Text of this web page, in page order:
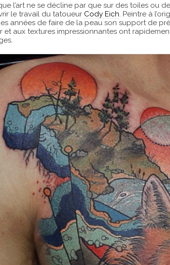
l’art ne se décline par que sur des toiles ou
le travail du tatoueur Cody Eich . Peintre à
années de faire de la peau son support de
et aux textures impressionnantes ont